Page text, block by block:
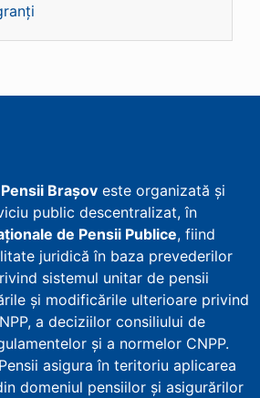
Brașov este organizată și
public descentralizat, în
de Pensii Publice, fiind
juridică în baza prevederilor
sistemul unitar de pensii
și modificările ulterioare privind
a deciziilor consiliului de
și a normelor CNPP.
asigura în teritoriu aplicarea
domeniul pensiilor și asigurărilor